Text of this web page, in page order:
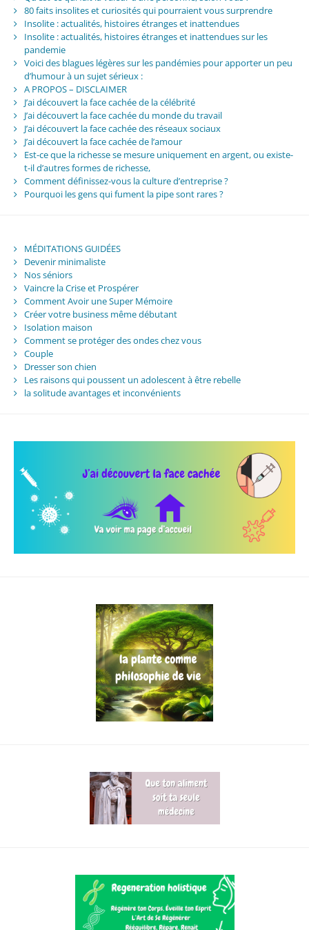
80 faits insolites et curiosités qui pourraient vous surprendre
Insolite : actualités, histoires étranges et inattendues
Insolite : actualités, histoires étranges et inattendues sur les
pandemie
Voici des blagues légères sur les pandémies pour apporter un peu
d’humour à un sujet sérieux :
A PROPOS – DISCLAIMER
J’ai découvert la face cachée de la célébrité
J’ai découvert la face cachée du monde du travail
J’ai découvert la face cachée des réseaux sociaux
J’ai découvert la face cachée de l’amour
Est-ce que la richesse se mesure uniquement en argent, ou existe-
t-il d’autres formes de richesse,
Comment définissez-vous la culture d’entreprise ?
Pourquoi les gens qui fument la pipe sont rares ?
MÉDITATIONS GUIDÉES
Devenir minimaliste
Nos séniors
Vaincre la Crise et Prospérer
Comment Avoir une Super Mémoire
Créer votre business même débutant
Isolation maison
Comment se protéger des ondes chez vous
Couple
Dresser son chien
Les raisons qui poussent un adolescent à être rebelle
la solitude avantages et inconvénients